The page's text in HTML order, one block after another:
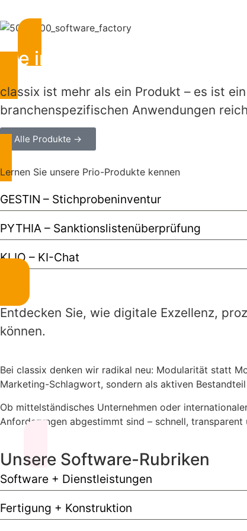
Die industrielle Zukunft der
classix ist mehr als ein Produkt – es ist
branchenspezifischen Anwendungen
Alle Produkte →
Lernen Sie unsere Prio-Produkte kennen
GESTIN – Stichprobeninventur
PYTHIA – Sanktionslistenüberprüfung
KLIO – KI-Chat
Entdecken Sie, wie digitale Exzellenz,
können.
Bei classix denken wir radikal neu: Modularität statt
Marketing-Schlagwort, sondern als aktiven
Ob mittelständisches Unternehmen oder
Anforderungen abgestimmt sind – schnell, transparent
Unsere Software-Rubriken
Software + Dienstleistungen
Fertigung + Konstruktion